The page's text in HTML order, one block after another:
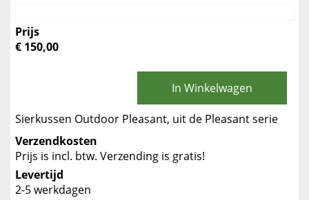
Prijs
€ 150,00
In Winkelwagen
Sierkussen Outdoor Pleasant, uit de Pleasant serie
Verzendkosten
Prijs is incl. btw. Verzending is gratis!
Levertijd
2-5 werkdagen